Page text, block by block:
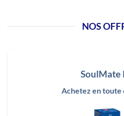
NOS
SoulMate
Achetez en toute